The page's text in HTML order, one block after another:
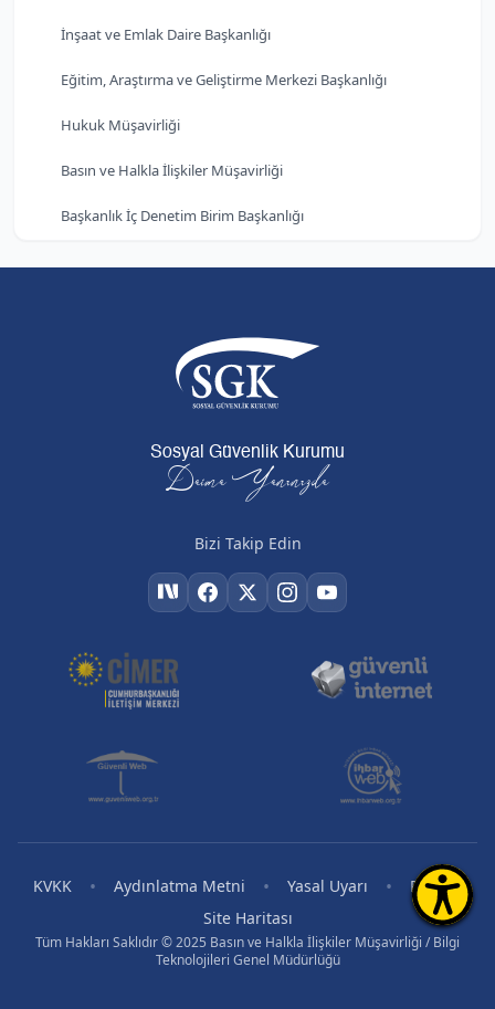
İnşaat ve Emlak Daire Başkanlığı
Eğitim, Araştırma ve Geliştirme Merkezi Başkanlığı
Hukuk Müşavirliği
Basın ve Halkla İlişkiler Müşavirliği
Başkanlık İç Denetim Birim Başkanlığı
Sosyal Güvenlik Kurumu
Daima Yanınızda
Bizi Takip Edin
KVKK • Aydınlatma Metni • Yasal Uyarı • RSS •
Site Haritası
Tüm Hakları Saklıdır © 2025 Basın ve Halkla İlişkiler Müşavirliği / Bilgi
Teknolojileri Genel Müdürlüğü